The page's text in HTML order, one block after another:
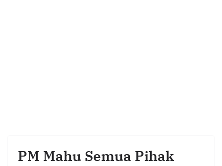
PM Mahu Semua Pihak